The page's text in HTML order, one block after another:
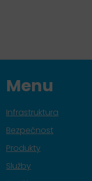
Menu
Infrastruktura
Bezpečnost
Produkty
Služby